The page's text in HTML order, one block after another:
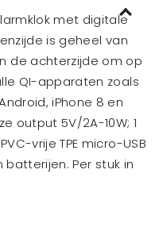
met digitale
is geheel van
de achterzijde om op
QI-apparaten zoals
iPhone 8 en
output 5V/2A-10W; 1
vrije TPE micro-USB
batterijen. Per stuk in